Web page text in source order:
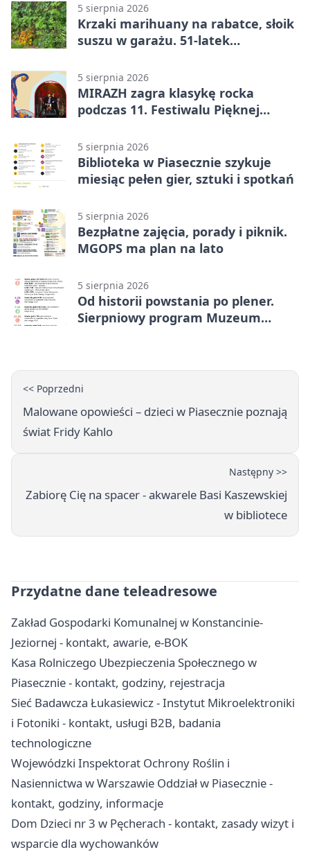
5 sierpnia 2026
Krzaki marihuany na rabatce, słoik
suszu w garażu. 51-latek
5 sierpnia 2026
MIRAZH zagra klasykę rocka
podczas 11. Festiwalu Pięknej
5 sierpnia 2026
Biblioteka w Piasecznie szykuje
miesiąc pełen gier, sztuki i spotkań
5 sierpnia 2026
Bezpłatne zajęcia, porady i piknik.
MGOPS ma plan na lato
5 sierpnia 2026
Od historii powstania po plener.
Sierpniowy program Muzeum
<< Poprzedni
Malowane opowieści – dzieci w Piasecznie poznają
świat Fridy Kahlo
Następny >>
Zabiorę Cię na spacer - akwarele Basi Kaszewskiej
w bibliotece
Przydatne dane teleadresowe
Zakład Gospodarki Komunalnej w Konstancinie-
Jeziornej - kontakt, awarie, e-BOK
Kasa Rolniczego Ubezpieczenia Społecznego w
Piasecznie - kontakt, godziny, rejestracja
Sieć Badawcza Łukasiewicz - Instytut Mikroelektroniki
i Fotoniki - kontakt, usługi B2B, badania
technologiczne
Wojewódzki Inspektorat Ochrony Roślin i
Nasiennictwa w Warszawie Oddział w Piasecznie -
kontakt, godziny, informacje
Dom Dzieci nr 3 w Pęcherach - kontakt, zasady wizyt i
wsparcie dla wychowanków